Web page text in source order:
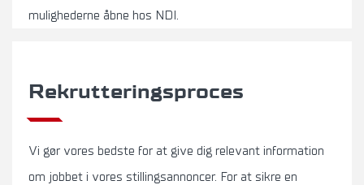
mulighederne åbne hos NDI.
Rekrutteringsproces
Vi gør vores bedste for at give dig relevant information
om jobbet i vores stillingsannoncer. For at sikre en